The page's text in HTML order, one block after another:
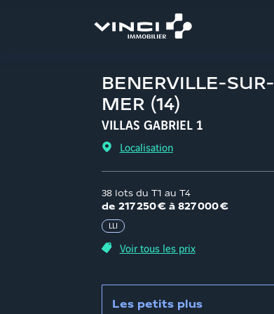
BENERVILLE-SUR-
MER (14)
VILLAS GABRIEL 1
Localisation
38 lots du T1 au T4
de217 250 € à827 000 €
LLI
Voir tous les prix
Les petits plus